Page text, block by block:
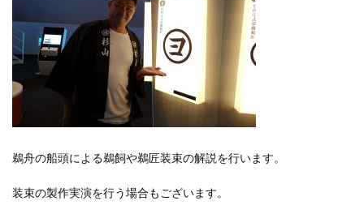
鵜舟の船頭による鵜飼や鵜匠装束の解説を行います。
装束の製作実演を行う場合もございます。